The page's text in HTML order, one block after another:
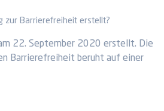
zur Barrierefreiheit erstellt?
22. September 2020 erstellt. Die
Barrierefreiheit beruht auf einer